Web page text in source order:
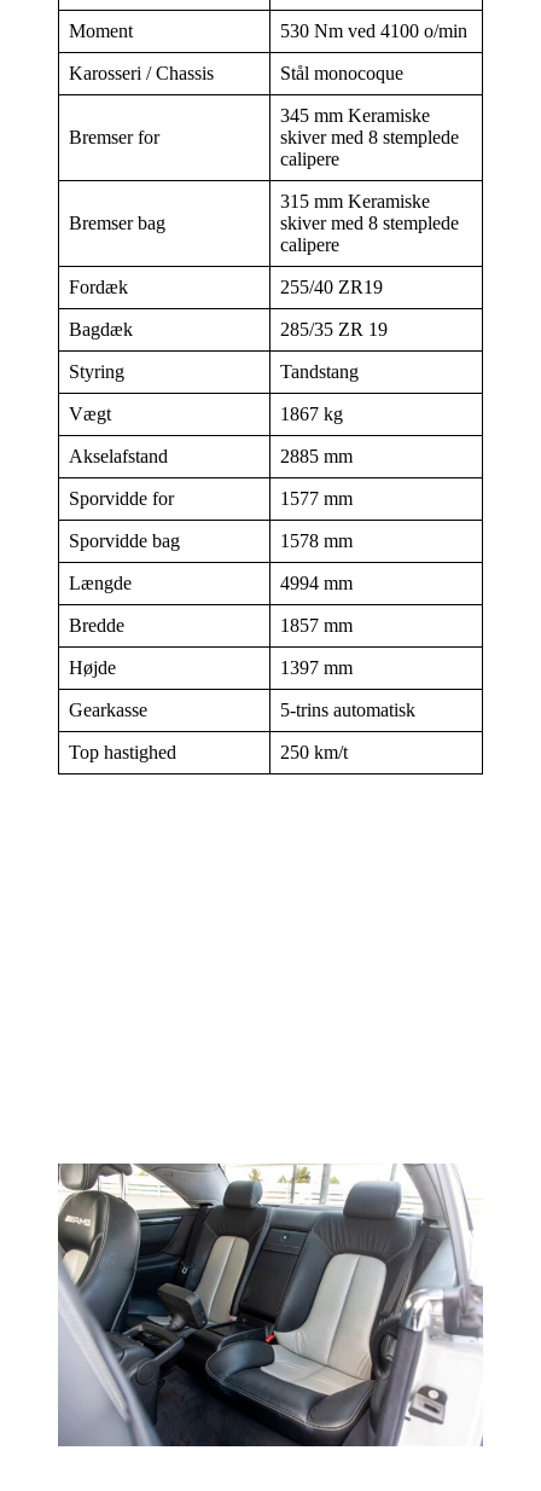
Moment 530 Nm ved 4100 o/min
Karosseri / Chassis Stål monocoque
Bremser for
345 mm Keramiske
skiver med 8 stemplede
calipere
Bremser bag
315 mm Keramiske
skiver med 8 stemplede
calipere
Fordæk 255/40 ZR19
Bagdæk 285/35 ZR 19
Styring Tandstang
Vægt 1867 kg
Akselafstand 2885 mm
Sporvidde for 1577 mm
Sporvidde bag 1578 mm
Længde 4994 mm
Bredde 1857 mm
Højde 1397 mm
Gearkasse 5-trins automatisk
Top hastighed 250 km/t